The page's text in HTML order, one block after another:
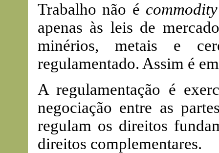
Trabalho não é commodity
apenas às leis de
minérios, metais e
regulamentado. Assim é
A regulamentação é
negociação entre as
regulam os direitos
direitos complementares.